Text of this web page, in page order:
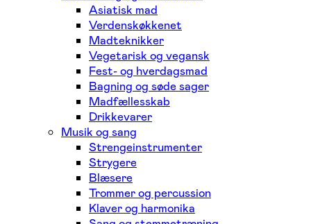
Asiatisk mad
Verdenskøkkenet
Madteknikker
Vegetarisk og vegansk
Fest- og hverdagsmad
Bagning og søde sager
Madfællesskab
Drikkevarer
Musik og sang
Strengeinstrumenter
Strygere
Blæsere
Trommer og percussion
Klaver og harmonika